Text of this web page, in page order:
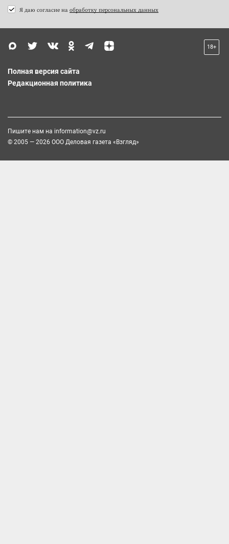
Я даю согласие на обработку персональных данных
18+
Полная версия сайта
Редакционная политика
Пишите нам на information@vz.ru
© 2005 — 2026 ООО Деловая газета «Взгляд»